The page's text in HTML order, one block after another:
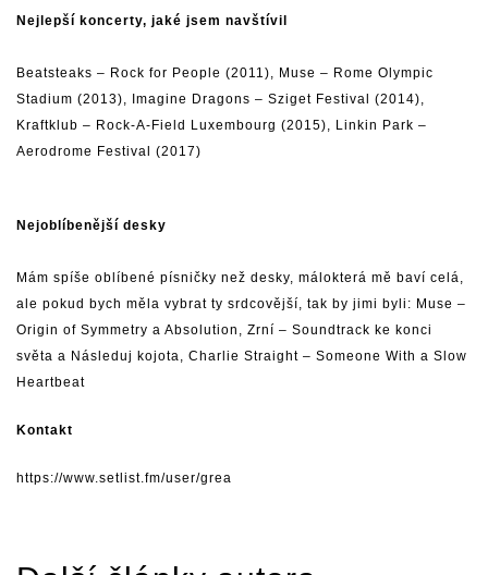
Nejlepší koncerty, jaké jsem navštívil
Beatsteaks – Rock for People (2011), Muse – Rome Olympic
Stadium (2013),
Imagine Dragons – Sziget Festival (2014),
Kraftklub – Rock-A-Field Luxembourg (2015), Linkin Park –
Aerodrome Festival (2017)
Nejoblíbenější desky
Mám spíše oblíbené písničky než desky, málokterá mě baví celá,
ale pokud bych měla vybrat ty srdcovější, tak by jimi byli: Muse –
Origin of Symmetry a Absolution, Zrní – Soundtrack ke konci
světa a Následuj kojota, Charlie Straight – Someone With a Slow
Heartbeat
Kontakt
https://www.setlist.fm/user/grea